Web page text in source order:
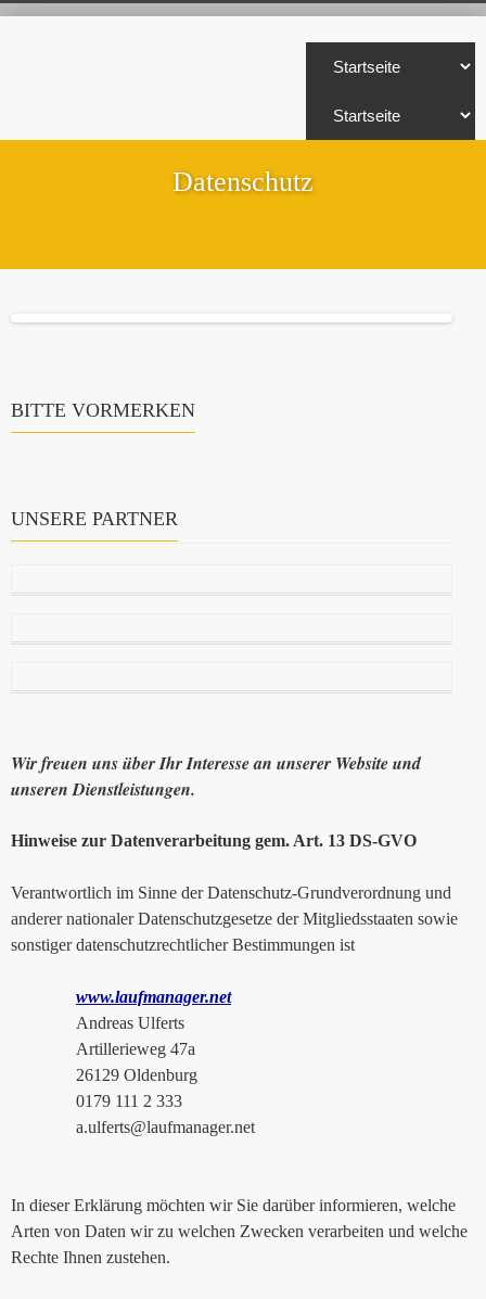
Datenschutz
BITTE VORMERKEN
UNSERE PARTNER
Wir freuen uns über Ihr Interesse an unserer Website und
unseren Dienstleistungen.
Hinweise zur Datenverarbeitung gem. Art. 13 DS-GVO
Verantwortlich im Sinne der Datenschutz-Grundverordnung und
anderer nationaler Datenschutzgesetze der Mitgliedsstaaten sowie
sonstiger datenschutzrechtlicher Bestimmungen ist
www.laufmanager.net
Andreas Ulferts
Artillerieweg 47a
26129 Oldenburg
0179 111 2 333
a.ulferts@laufmanager.net
In dieser Erklärung möchten wir Sie darüber informieren, welche
Arten von Daten wir zu welchen Zwecken verarbeiten und welche
Rechte Ihnen zustehen.